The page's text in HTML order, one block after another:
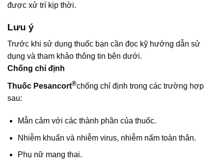
được xử trí kịp thời.
Lưu ý
Trước khi sử dụng thuốc bạn cần đọc kỹ hướng dẫn sử
dụng và tham khảo thông tin bên dưới.
Chống chỉ định
Thuốc Pesancort®chống chỉ định trong các trường hợp
sau:
Mẫn cảm với các thành phần của thuốc.
Nhiễm khuẩn và nhiễm virus, nhiễm nấm toàn thân.
Phụ nữ mang thai.